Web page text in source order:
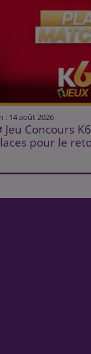
: 14 août 2026
Jeu Concours
pour le